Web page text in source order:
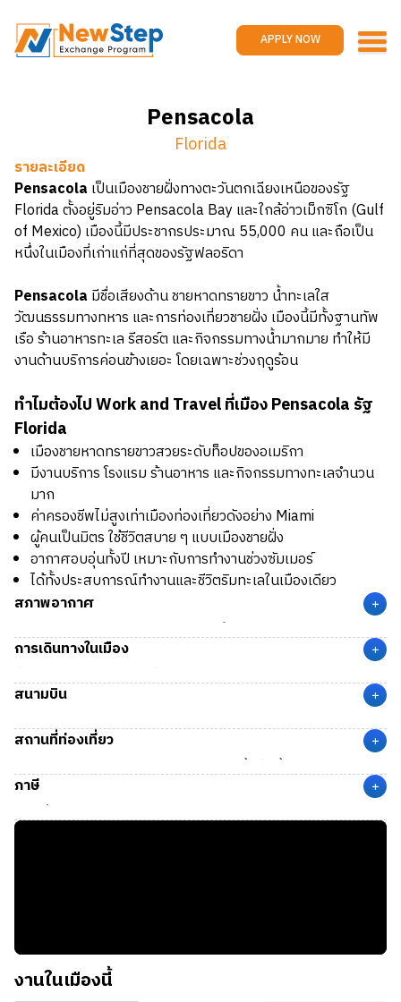
APPLY NOW
Work and travel
Promotions
Contact us
Pensacola
Florida
รายละเอียด
Pensacola เป็นเมืองชายฝั่งทางตะวันตกเฉียงเหนือของรัฐ
Florida ตั้งอยู่ริมอ่าว Pensacola Bay และใกล้อ่าวเม็กซิโก (Gulf
of Mexico) เมืองนี้มีประชากรประมาณ 55,000 คน และถือเป็น
หนึ่งในเมืองที่เก่าแก่ที่สุดของรัฐฟลอริดา
Pensacola มีชื่อเสียงด้าน ชายหาดทรายขาว น้ำทะเลใส
วัฒนธรรมทางทหาร และการท่องเที่ยวชายฝั่ง เมืองนี้มีทั้งฐานทัพ
เรือ ร้านอาหารทะเล รีสอร์ต และกิจกรรมทางน้ำมากมาย ทำให้มี
งานด้านบริการค่อนข้างเยอะ โดยเฉพาะช่วงฤดูร้อน
ทำไมต้องไป Work and Travel ที่เมือง Pensacola รัฐ
Florida
เมืองชายหาดทรายขาวสวยระดับท็อปของอเมริกา
มีงานบริการ โรงแรม ร้านอาหาร และกิจกรรมทางทะเลจำนวน
มาก
ค่าครองชีพไม่สูงเท่าเมืองท่องเที่ยวดังอย่าง Miami
ผู้คนเป็นมิตร ใช้ชีวิตสบาย ๆ แบบเมืองชายฝั่ง
อากาศอบอุ่นทั้งปี เหมาะกับการทำงานช่วงซัมเมอร์
ได้ทั้งประสบการณ์ทำงานและชีวิตริมทะเลในเมืองเดียว
สภาพอากาศ
+
Pensacolaมีภูมิอากาศแบบอบอุ่นชื้น (Humid Subtropical
Climate)
ฤดูใบไม้ผลิ (Spring)
มีอากาศอบอุ่น อุณหภูมิเฉลี่ยอยู่ที่ 18–28
°C
อยู่ที่ 25–34 °C
การเดินทางในเมือง +
ที่ Pensacola เป็นเมืองที่เดินทางสะดวก มีรถบัส Escambia
County Area Transit (ECAT) ให้บริการภายในเมือง โดยมีราคา
ราคาปกติ (Single Fare):
ประมาณ $29.00
บัตร 1 วัน (1 Day Pass):
บัตร 7 วัน (7 Day Pass):
สนามบิน +
สนามบิน PNS(Pensacola International Airport) เมือง
Pensacola, FL ห่างจากตัวเมืองประมาณ 7 ไมล์ (11 กม.) ใช้
เวลาเดินทางด้วยรถยนต์ประมาณ 10–15 นาที
สถานที่ท่องเที่ยว +
Pensacola Beach:ชายหาดทรายขาวขึ้นชื่อ น้ำทะเลใสมาก
Gulf Islands National Seashore:
อุทยานชายฝั่ง ธรรมชาติ
สวยงาม
ภาษี +
ภาษีที่จะถูกหักจากรายได้
งานในเมืองนี้